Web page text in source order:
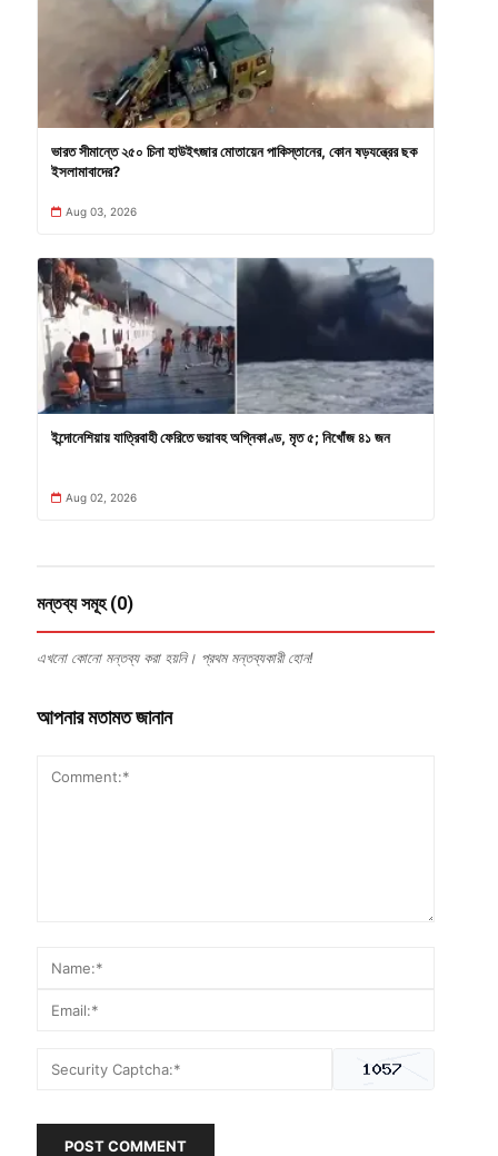
ভারত সীমান্তে ২৫০ চিনা হাউইৎজার মোতায়েন পাকিস্তানের, কোন ষড়যন্ত্রের ছক
ইসলামাবাদের?
Aug 03, 2026
ইন্দোনেশিয়ায় যাত্রিবাহী ফেরিতে ভয়াবহ অগ্নিকাণ্ড, মৃত ৫; নিখোঁজ ৪১ জন
Aug 02, 2026
মন্তব্য সমূহ (0)
এখনো কোনো মন্তব্য করা হয়নি। প্রথম মন্তব্যকারী হোন!
আপনার মতামত জানান
POST COMMENT